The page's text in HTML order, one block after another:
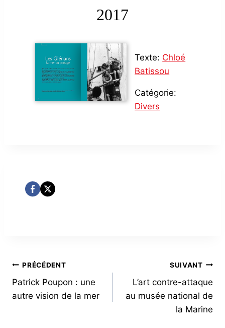
2017
Texte: Chloé
Batissou
Catégorie:
Divers
NAVIGATION
DE
PRÉCÉDENT
Patrick Poupon : une
autre vision de la mer
SUIVANT
L’art contre-attaque
au musée national de
la Marine